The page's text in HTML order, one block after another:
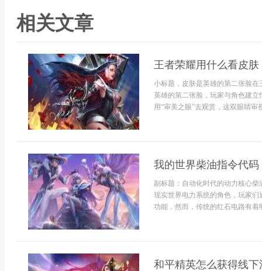
相关文章
王者荣耀用什么看皮
小标题，皮肤是英雄的第二张脸
英雄的第二张脸，玩家与角色建
用“审美之眼”去观赏，这双眼睛审
我的世界柴油指令代
副标题：自动化时代的动力核心
现实世界电力系统的角色，玩家
功能，然而，传统的红石电路有着
和平精英怎么获得线